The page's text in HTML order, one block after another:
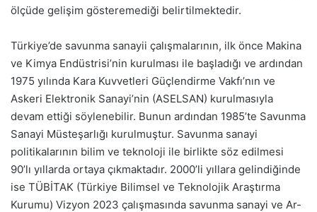
ölçüde gelişim gösteremediği belirtilmektedir.
Türkiye’de savunma sanayii çalışmalarının, ilk önce Makina
ve Kimya Endüstrisi’nin kurulması ile başladığı ve ardından
1975 yılında Kara Kuvvetleri Güçlendirme Vakfı’nın ve
Askeri Elektronik Sanayi’nin (ASELSAN) kurulmasıyla
devam ettiği söylenebilir. Bunun ardından 1985’te Savunma
Sanayi Müsteşarlığı kurulmuştur. Savunma sanayi
politikalarının bilim ve teknoloji ile birlikte söz edilmesi
90’lı yıllarda ortaya çıkmaktadır. 2000’li yıllara gelindiğinde
ise TÜBİTAK (Türkiye Bilimsel ve Teknolojik Araştırma
Kurumu) Vizyon 2023 çalışmasında savunma sanayi ve Ar-